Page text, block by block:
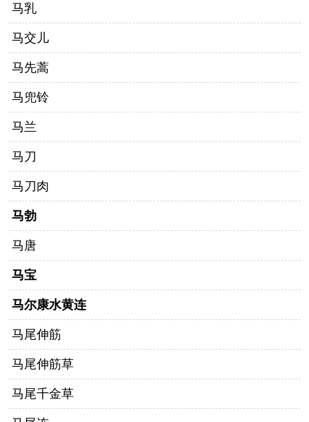
马乳
马交儿
马先蒿
马兜铃
马兰
马刀
马刀肉
马勃
马唐
马宝
马尔康水黄连
马尾伸筋
马尾伸筋草
马尾千金草